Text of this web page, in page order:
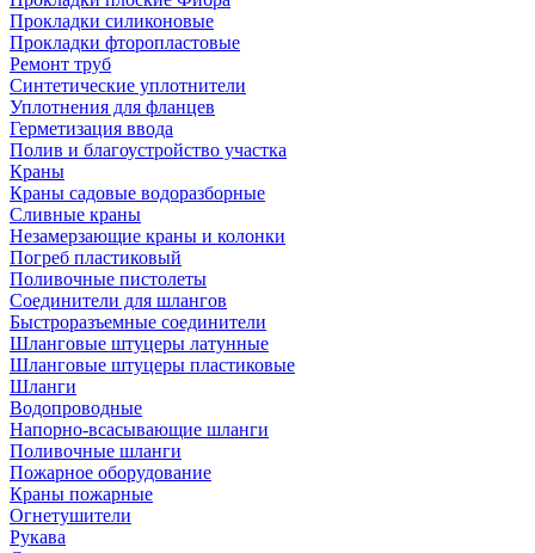
Прокладки силиконовые
Прокладки фторопластовые
Ремонт труб
Синтетические уплотнители
Уплотнения для фланцев
Герметизация ввода
Полив и благоустройство участка
Краны
Краны садовые водоразборные
Сливные краны
Незамерзающие краны и колонки
Погреб пластиковый
Поливочные пистолеты
Соединители для шлангов
Быстроразъемные соединители
Шланговые штуцеры латунные
Шланговые штуцеры пластиковые
Шланги
Водопроводные
Напорно-всасывающие шланги
Поливочные шланги
Пожарное оборудование
Краны пожарные
Огнетушители
Рукава